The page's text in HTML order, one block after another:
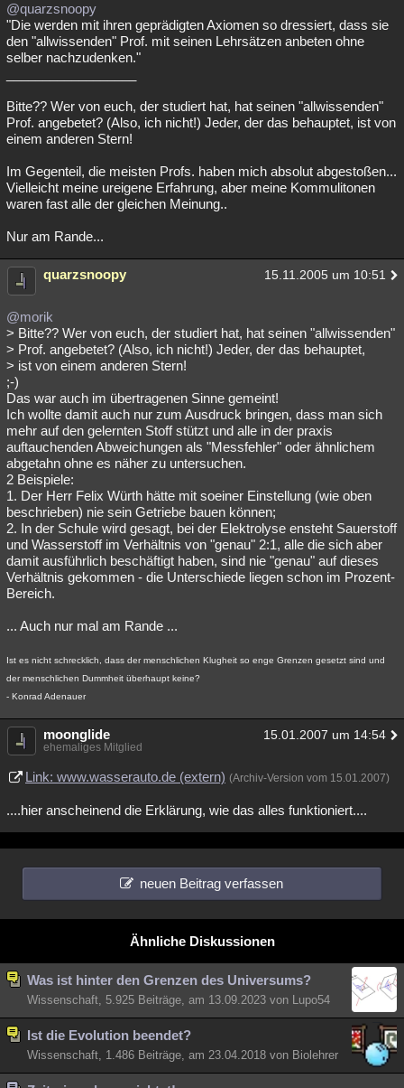
@quarzsnoopy
"Die werden mit ihren geprädigten Axiomen so dressiert, dass sie
den "allwissenden" Prof. mit seinen Lehrsätzen anbeten ohne
selber nachzudenken."
Bitte?? Wer von euch, der studiert hat, hat seinen "allwissenden"
Prof. angebetet? (Also, ich nicht!) Jeder, der das behauptet, ist von
einem anderen Stern!
Im Gegenteil, die meisten Profs. haben mich absolut abgestoßen...
Vielleicht meine ureigene Erfahrung, aber meine Kommulitonen
waren fast alle der gleichen Meinung..
Nur am Rande...
quarzsnoopy 15.11.2005 um 10:51
@morik
> Bitte?? Wer von euch, der studiert hat, hat seinen "allwissenden"
> Prof. angebetet? (Also, ich nicht!) Jeder, der das behauptet,
> ist von einem anderen Stern!
;-)
Das war auch im übertragenen Sinne gemeint!
Ich wollte damit auch nur zum Ausdruck bringen, dass man sich
mehr auf den gelernten Stoff stützt und alle in der praxis
auftauchenden Abweichungen als "Messfehler" oder ähnlichem
abgetahn ohne es näher zu untersuchen.
2 Beispiele:
1. Der Herr Felix Würth hätte mit soeiner Einstellung (wie oben
beschrieben) nie sein Getriebe bauen können;
2. In der Schule wird gesagt, bei der Elektrolyse ensteht Sauerstoff
und Wasserstoff im Verhältnis von "genau" 2:1, alle die sich aber
damit ausführlich beschäftigt haben, sind nie "genau" auf dieses
Verhältnis gekommen - die Unterschiede liegen schon im Prozent-
Bereich.
... Auch nur mal am Rande ...
Ist es nicht schrecklich, dass der menschlichen Klugheit so enge Grenzen gesetzt sind und
der menschlichen Dummheit überhaupt keine?
- Konrad Adenauer
moonglide 15.01.2007 um 14:54
ehemaliges Mitglied
Link: www.wasserauto.de (extern) (Archiv-Version vom 15.01.2007)
....hier anscheinend die Erklärung, wie das alles funktioniert....
neuen Beitrag verfassen
Ähnliche Diskussionen
Was ist hinter den Grenzen des Universums?
Wissenschaft, 5.925 Beiträge, am 13.09.2023 von Lupo54
Ist die Evolution beendet?
Wissenschaft, 1.486 Beiträge, am 23.04.2018 von Biolehrer